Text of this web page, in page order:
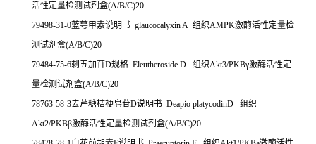
活性定量检测试剂盒(A/B/C)20
79498-31-0蓝萼甲素说明书 glaucocalyxin A 组织AMPK激酶活性定量检
测试剂盒(A/B/C)20
79484-75-6刺五加苷D规格 Eleutheroside D 组织Akt3/PKBγ激酶活性定
量检测试剂盒(A/B/C)20
78763-58-3去芹糖桔梗皂苷D说明书 Deapio platycodinD 组织
Akt2/PKBβ激酶活性定量检测试剂盒(A/B/C)20